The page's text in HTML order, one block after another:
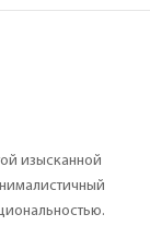
изысканной